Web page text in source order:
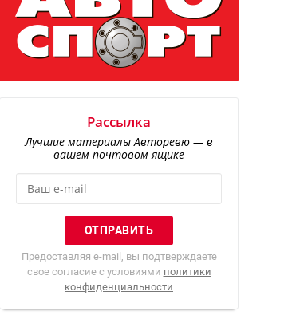
Рассылка
Лучшие материалы Авторевю — в
вашем почтовом ящике
Предоставляя e-mail, вы подтверждаете
свое согласие с условиями политики
конфиденциальности